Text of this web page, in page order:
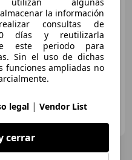
€ 8.990
Buenprecio
69 kW (94 CV)
la información
consultas de
días y reutilizarla
este periodo para
Sin el uso de dichas
funciones ampliadas no
legal | Vendor List
cerrar